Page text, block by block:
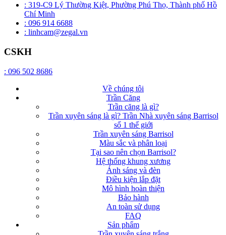
: 319-C9 Lý Thường Kiệt, Phường Phú Thọ, Thành phố Hồ
Chí Minh
: 096 914 6688
: linhcam@zegal.vn
CSKH
: 096 502 8686
Về chúng tôi
Trần Căng
Trần căng là gì?
Trần xuyên sáng là gì? Trần Nhà xuyên sáng Barrisol
số 1 thế giới
Trần xuyên sáng Barrisol
Màu sắc và phân loại
Tại sao nên chọn Barrisol?
Hệ thống khung xương
Ánh sáng và đèn
Điều kiện lắp đặt
Mô hình hoàn thiện
Bảo hành
An toàn sử dụng
FAQ
Sản phẩm